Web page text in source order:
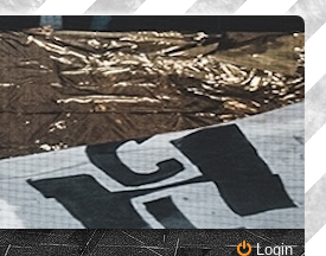
Login